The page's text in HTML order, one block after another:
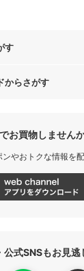
す
からさがす
お買物しません
やおトクな情報を配
公式SNSもお見逃